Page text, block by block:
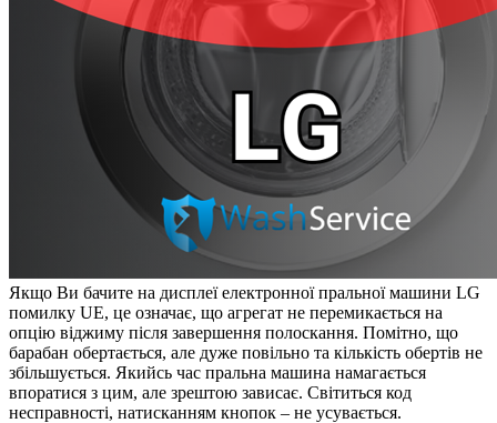
Якщо Ви бачите на дисплеї електронної пральної машини LG
помилку UE, це означає, що агрегат не перемикається на
опцію віджиму після завершення полоскання. Помітно, що
барабан обертається, але дуже повільно та кількість обертів не
збільшується. Якийсь час пральна машина намагається
впоратися з цим, але зрештою зависає. Світиться код
несправності, натисканням кнопок – не усувається.